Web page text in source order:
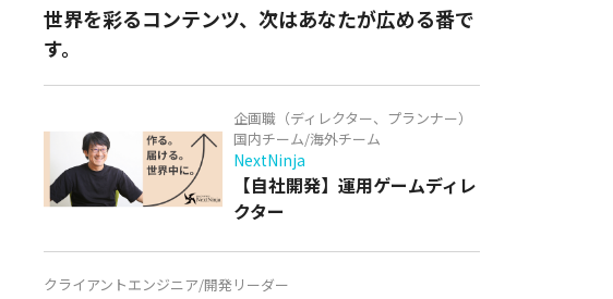
世界を彩るコンテンツ、次はあなたが広める番で
す。
企画職（ディレクター、プランナー）
国内チーム/海外チーム
NextNinja
【自社開発】運用ゲームディレ
クター
クライアントエンジニア/開発リーダー